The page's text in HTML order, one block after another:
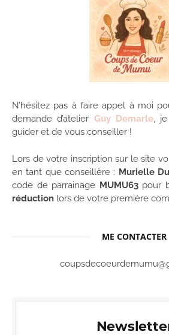
N’hésitez pas à faire appel à moi
demande d’atelier Guy Demarle, je
guider et de vous conseiller !
Lors de votre inscription sur le site
en tant que conseillère : Murielle
code de parrainage MUMU63pour
réduction lors de votre première
ME CONTACTER